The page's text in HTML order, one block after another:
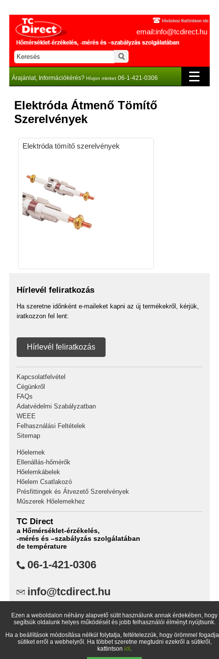
email:info@tcdirect.hu
Árajánlat, Információkérés? Hívjon minket 06-1-421-0306
Elektróda Átmenő Tömítő
Szerelvények
Elektróda tömítő szerelvények
Hírlevél feliratkozás
Ha szeretne időnként e-maileket kapni az új termékekről, kérjük,
iratkozzon fel lent:
Hírlevél feliratkozás
Kapcsolatfelvétel
Cégünkről
FAQs
Adatvédelmi Szabályzatban
WEEE
Felhasználási Feltételek
Sitemap
Hőelemek
Ellenállás-hőmérők
Hőelemkábelek
Hőelem Csatlakozó
Présfittingek és Átvezető Szerelvények
Műszerek Hőelemekhez
TC Direct
a Hőmérséklet-érzékelés,
-mérés és –szabályzás szolgálatában
de température
06-1-421-0306
info@tcdirect.hu
1734 Budapest Pf.: 99
Ezen a weboldalon néhány alapvető sütit használunk annak érdekében, hogy
segítsük oldalunk helyes működését és jobb felhasználói élményt nyújtsunk.
Ha a beállítások módosítása nélkül folytatja, feltételezzük, hogy örömmel
sütiket erről a webhelyről. Ha többet szeretne megtudni ezekről a sütikről,
kattintson idi.